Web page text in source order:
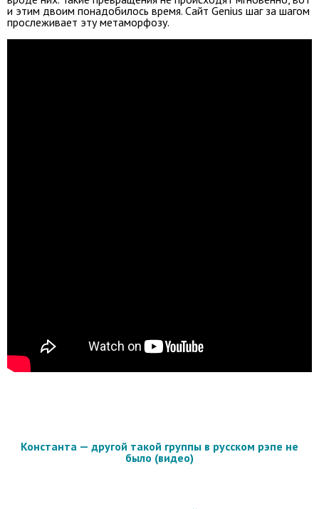
и этим двоим понадобилось время. Сайт Genius шаг за шагом
прослеживает эту метаморфозу.
Константа — другой такой группы в русском рэпе не
было (видео)